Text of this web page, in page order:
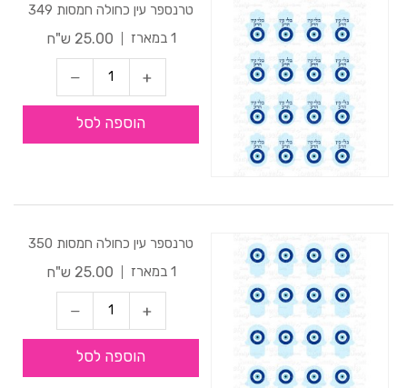
טרנספר עין כחולה חמסות 349
1 במארז
25.00 ש"ח
הוספה לסל
טרנספר עין כחולה חמסות 350
1 במארז
25.00 ש"ח
הוספה לסל